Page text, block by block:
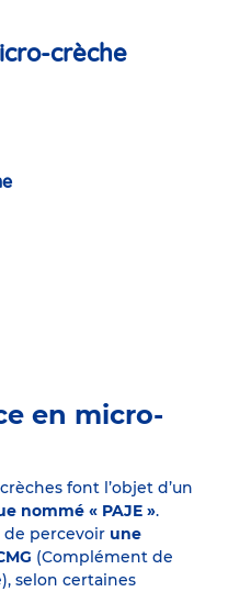
crèche
en micro-
font l’objet d’un
nommé « PAJE ».
percevoir une
(Complément de
selon certaines